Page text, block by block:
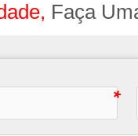
Faça